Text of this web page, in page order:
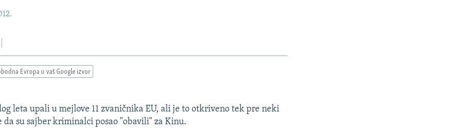
Evropa u vaš Google izvor
leta upali u mejlove 11 zvaničnika EU, ali je to otkriveno tek pre neki
da su sajber kriminalci posao "obavili" za Kinu.